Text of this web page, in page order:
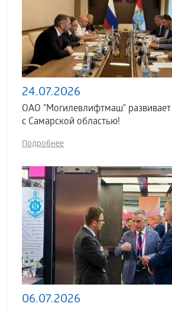
24.07.2026
ОАО "Могилевлифтмаш" развивает
с Самарской областью!
Подробнее
06.07.2026